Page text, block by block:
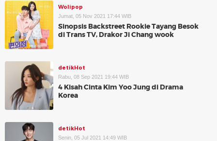
Wolipop
Jumat, 05 Nov 2021 17:44 WIB
Sinopsis Backstreet Rookie Tayang Besok
di Trans TV, Drakor Ji Chang wook
detikHot
Rabu, 08 Sep 2021 19:44 WIB
4 Kisah Cinta Kim Yoo Jung di Drama
Korea
detikHot
Senin, 05 Jul 2021 14:49 WIB